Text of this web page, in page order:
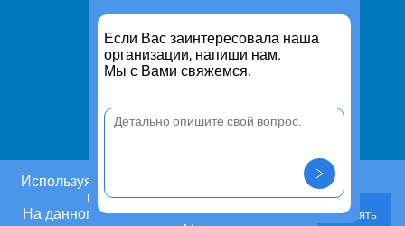
Если Вас заинтересовала наша
организации, напиши нам.
Мы с Вами свяжемся.
Используя этот сайт, Вы даете согласие на
использование cookies.
На данном этапе Вы можете отказаться от
Принять
Дропшиппинг
Транспортные услуги
Информация
Политика конфиденциальности
Контакты